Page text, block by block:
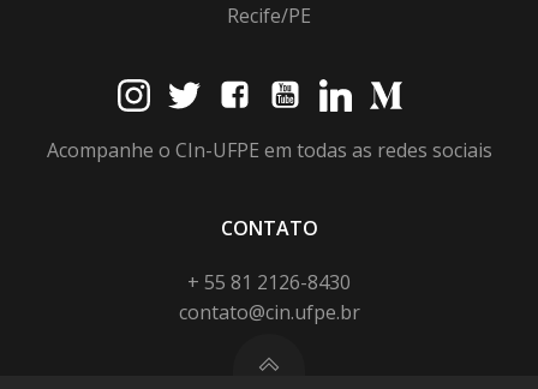
Recife/PE
Acompanhe o CIn-UFPE em todas as redes sociais
CONTATO
+ 55 81 2126-8430
contato@cin.ufpe.br